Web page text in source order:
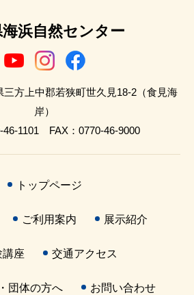
浜自然センター
方上中郡若狭町世久見18-2（食見海
岸）
46-1101 FAX：0770-46-9000
トップページ
ご利用案内 展示紹介
講座 交通アクセス
団体の方へ お問い合わせ